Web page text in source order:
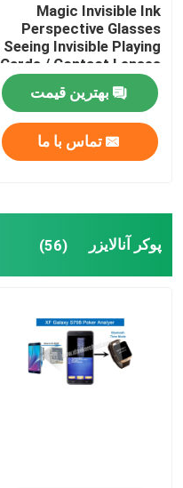
Magic Invisible Ink
Perspective Glasses
Seeing Invisible Playing
Cards / Contact Lenses
بهترین قیمت
تماس با ما
پوکر آنالایزر (56)